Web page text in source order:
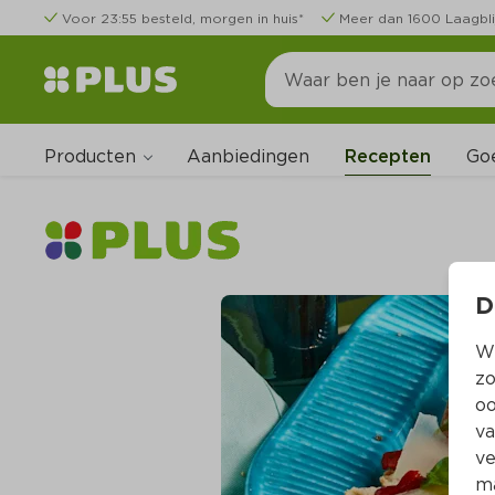
Voor 23:55 besteld, morgen in huis* Meer dan 1600
Producten Aanbiedingen Recepten